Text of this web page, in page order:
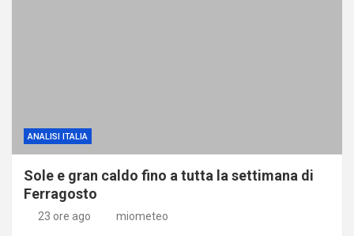
ANALISI ITALIA
Sole e gran caldo fino a tutta la settimana di
Ferragosto
23 ore ago miometeo